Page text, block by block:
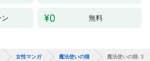
無料
女性マンガ 魔法使いの猫 魔法使いの猫: 3